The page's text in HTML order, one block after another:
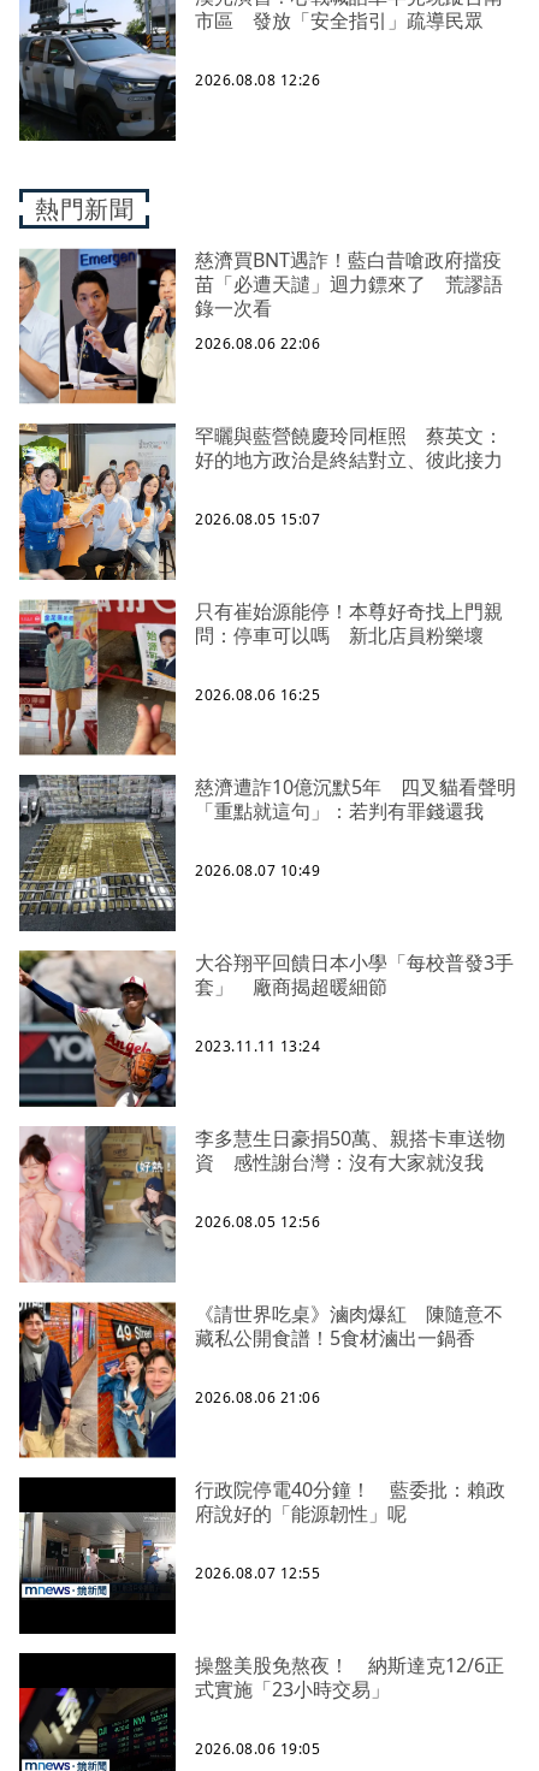
市區 發放「安全指引」疏導民眾
2026.08.08 12:26
熱門新聞
慈濟買BNT遇詐！藍白昔嗆政府擋疫
苗「必遭天譴」迴力鏢來了 荒謬語
錄一次看
2026.08.06 22:06
罕曬與藍營饒慶玲同框照 蔡英文：
好的地方政治是終結對立、彼此接力
2026.08.05 15:07
只有崔始源能停！本尊好奇找上門親
問：停車可以嗎 新北店員粉樂壞
2026.08.06 16:25
慈濟遭詐10億沉默5年 四叉貓看聲明
「重點就這句」：若判有罪錢還我
2026.08.07 10:49
大谷翔平回饋日本小學「每校普發3手
套」 廠商揭超暖細節
2023.11.11 13:24
李多慧生日豪捐50萬、親搭卡車送物
資 感性謝台灣：沒有大家就沒我
2026.08.05 12:56
《請世界吃桌》滷肉爆紅 陳隨意不
藏私公開食譜！5食材滷出一鍋香
2026.08.06 21:06
行政院停電40分鐘！ 藍委批：賴政
府說好的「能源韌性」呢
2026.08.07 12:55
操盤美股免熬夜！ 納斯達克12/6正
式實施「23小時交易」
2026.08.06 19:05